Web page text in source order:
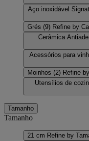
Aço inoxidável
Grés (9) Refine by
Cerâmica
Acessórios para
Moinhos (2) Refine
Utensílios de
Tamanho
Tamanho
21 cm Refine by